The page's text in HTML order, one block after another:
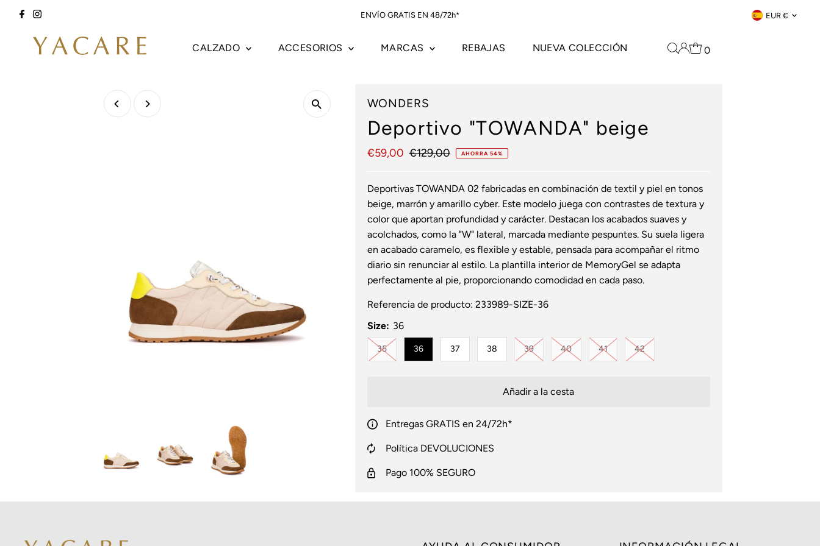
Ir directamente al contenido ENVÍO GRATIS EN 48/72h* Moneda
EUR €
CALZADO ACCESORIOS MARCAS REBAJAS NUEVA COLECCIÓN 0
WONDERS
Deportivo "TOWANDA" beige
Precio
venta
€59,00 Precio
€129,00 AHORRA 54%
Deportivas TOWANDA 02 fabricadas en combinación de textil y piel en tonos
beige, marrón y amarillo cyber. Este modelo juega con contrastes de textura y
color que aportan profundidad y carácter. Destacan los acabados suaves y
acolchados, como la "W" lateral, marcada mediante pespuntes. Su suela ligera
en acabado caramelo, es flexible y estable, pensada para acompañar el ritmo
diario sin renunciar al estilo. La plantilla interior de MemoryGel se adapta
perfectamente al pie, proporcionando comodidad en cada paso.
Referencia de producto: 233989-SIZE-36
Size: 36
35Variante agotada o no disponible
36 37 38 39Variante agotada o no disponible
40Variante agotada o no disponible
41Variante agotada o no disponible
42Variante agotada o no disponible
Entregas GRATIS en 24/72h*
Política DEVOLUCIONES
Pago 100% SEGURO